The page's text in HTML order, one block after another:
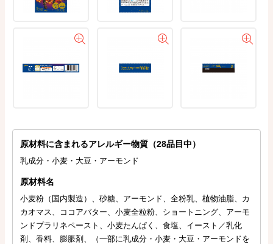
原材料に含まれるアレルギー物質（28品目中）
乳成分・小麦・大豆・アーモンド
原材料名
小麦粉（国内製造）、砂糖、アーモンド、全粉乳、植物油脂、カ
カオマス、ココアバター、小麦全粒粉、ショートニング、アーモ
ンドプラリネペースト、小麦たんぱく、食塩、イースト／乳化
剤、香料、膨脹剤、（一部に乳成分・小麦・大豆・アーモンドを